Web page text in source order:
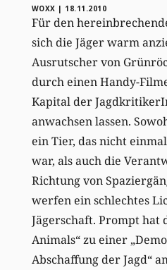
WOXX | 18.11.2010
Für den
sich die Jäger warm
Ausrutscher von
durch einen Handy-
Kapital der
anwachsen lassen.
ein Tier, das nicht
war, als auch die
Richtung von
werfen ein schlechtes
Jägerschaft. Prompt hat
Animals“ zu einer
Abschaffung der Jagd“